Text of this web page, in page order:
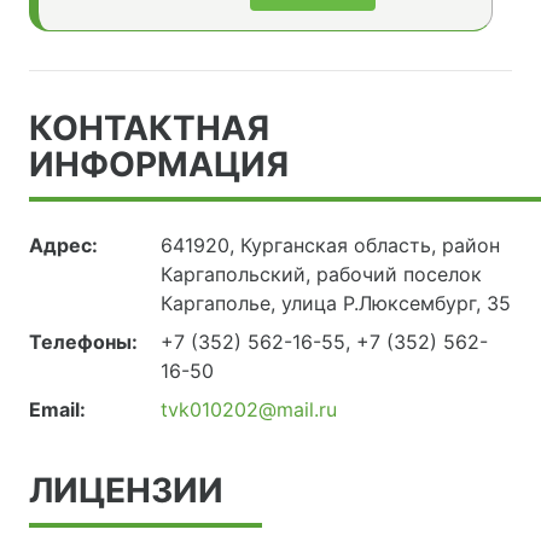
КОНТАКТНАЯ
ИНФОРМАЦИЯ
Адрес:
641920, Курганская область, район
Каргапольский, рабочий поселок
Каргаполье, улица Р.Люксембург, 35
Телефоны:
+7 (352) 562-16-55, +7 (352) 562-
16-50
Email:
tvk010202@mail.ru
ЛИЦЕНЗИИ